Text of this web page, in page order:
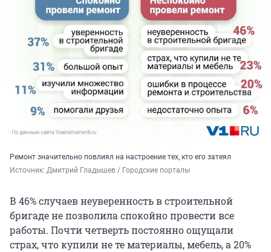
Ремонт значительно повлиял на настроение тех, кто его затеял
Источник: Дмитрий Гладышев / Городские порталы
В 46% случаев неуверенность в строительной
бригаде не позволила спокойно провести все
работы. Почти четверть постоянно ощущали
страх, что купили не те материалы, мебель, а 20%